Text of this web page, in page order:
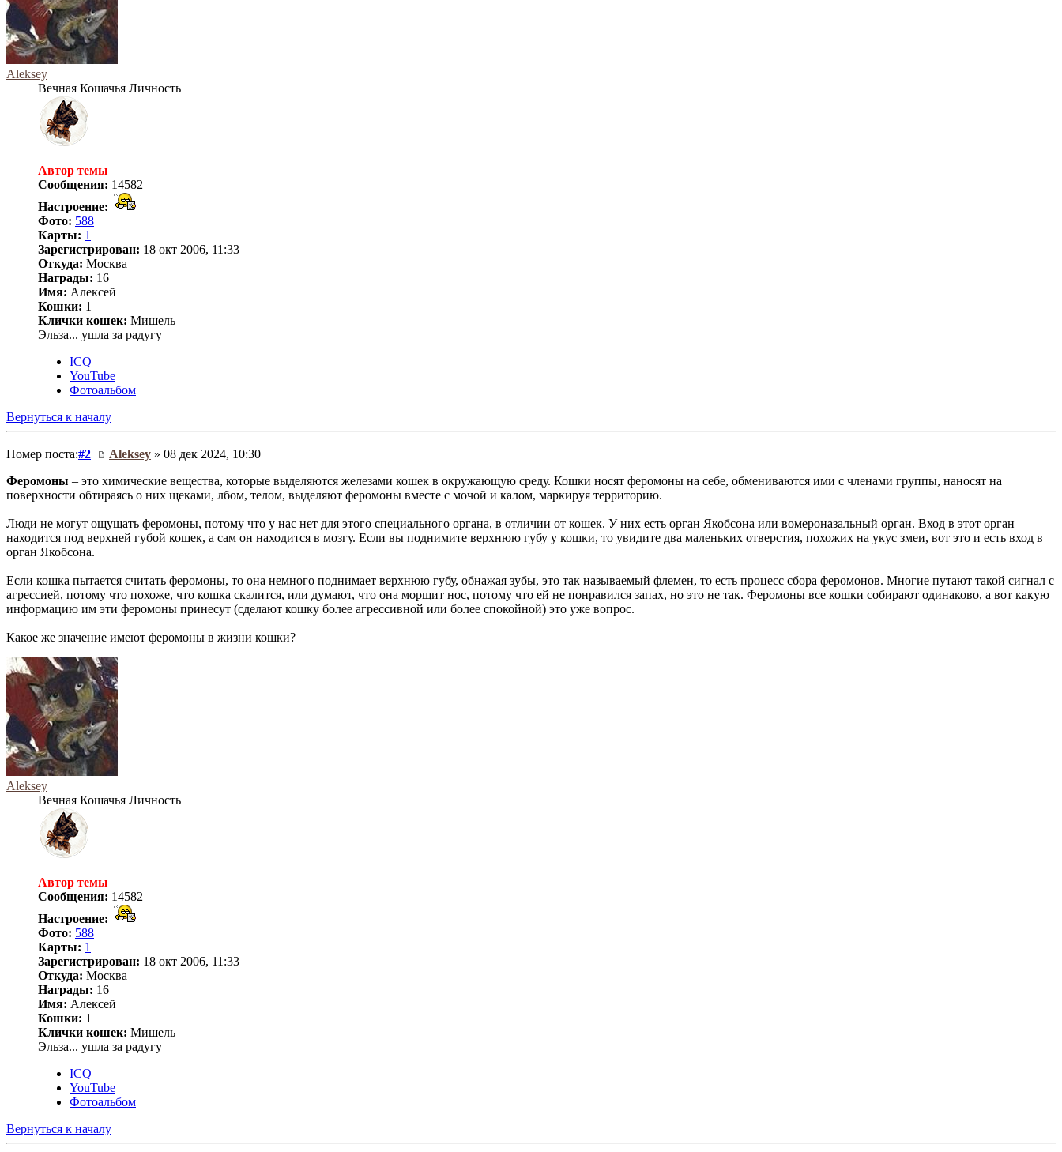
Aleksey
Вечная Кошачья Личность
Автор темы
Сообщения: 14582
Настроение:
Фото: 588
Карты: 1
Зарегистрирован: 18 окт 2006, 11:33
Откуда: Москва
Награды: 16
Имя: Алексей
Кошки: 1
Клички кошек: Мишель
Эльза... ушла за радугу
ICQ
YouTube
Фотоальбом
Вернуться к началу
Номер поста:#2 Aleksey » 08 дек 2024, 10:30
Феромоны – это химические вещества, которые выделяются железами кошек в окружающую среду. Кошки носят феромоны на себе, обмениваются ими с членами группы, наносят на
поверхности обтираясь о них щеками, лбом, телом, выделяют феромоны вместе с мочой и калом, маркируя территорию.
Люди не могут ощущать феромоны, потому что у нас нет для этого специального органа, в отличии от кошек. У них есть орган Якобсона или вомероназальный орган. Вход в этот орган
находится под верхней губой кошек, а сам он находится в мозгу. Если вы поднимите верхнюю губу у кошки, то увидите два маленьких отверстия, похожих на укус змеи, вот это и есть вход в
орган Якобсона.
Если кошка пытается считать феромоны, то она немного поднимает верхнюю губу, обнажая зубы, это так называемый флемен, то есть процесс сбора феромонов. Многие путают такой сигнал с
агрессией, потому что похоже, что кошка скалится, или думают, что она морщит нос, потому что ей не понравился запах, но это не так. Феромоны все кошки собирают одинаково, а вот какую
информацию им эти феромоны принесут (сделают кошку более агрессивной или более спокойной) это уже вопрос.
Какое же значение имеют феромоны в жизни кошки?
Aleksey
Вечная Кошачья Личность
Автор темы
Сообщения: 14582
Настроение:
Фото: 588
Карты: 1
Зарегистрирован: 18 окт 2006, 11:33
Откуда: Москва
Награды: 16
Имя: Алексей
Кошки: 1
Клички кошек: Мишель
Эльза... ушла за радугу
ICQ
YouTube
Фотоальбом
Вернуться к началу